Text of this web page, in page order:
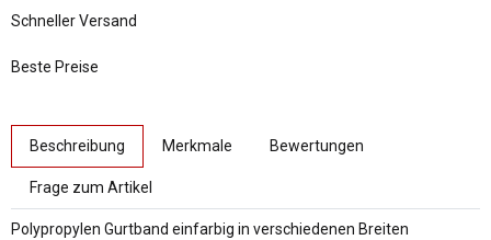
Schneller Versand
Beste Preise
Beschreibung Merkmale Bewertungen
Frage zum Artikel
Polypropylen Gurtband einfarbig in verschiedenen Breiten